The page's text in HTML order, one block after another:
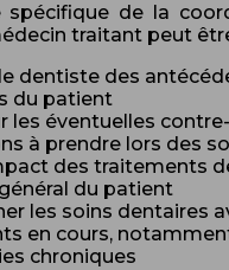
spécifique de la
traitant peut
dentiste des
du patient
les éventuelles
à prendre lors des
des traitements
du patient
les soins dentaires
en cours,
chroniques